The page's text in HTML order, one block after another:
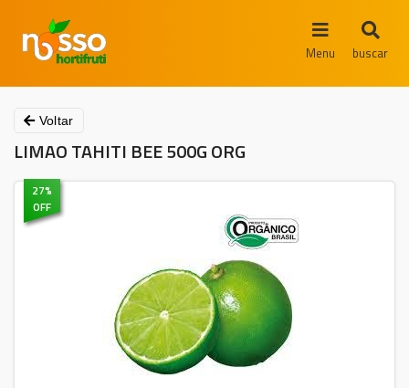
Menu buscar
Voltar
LIMAO TAHITI BEE 500G ORG
27%
OFF